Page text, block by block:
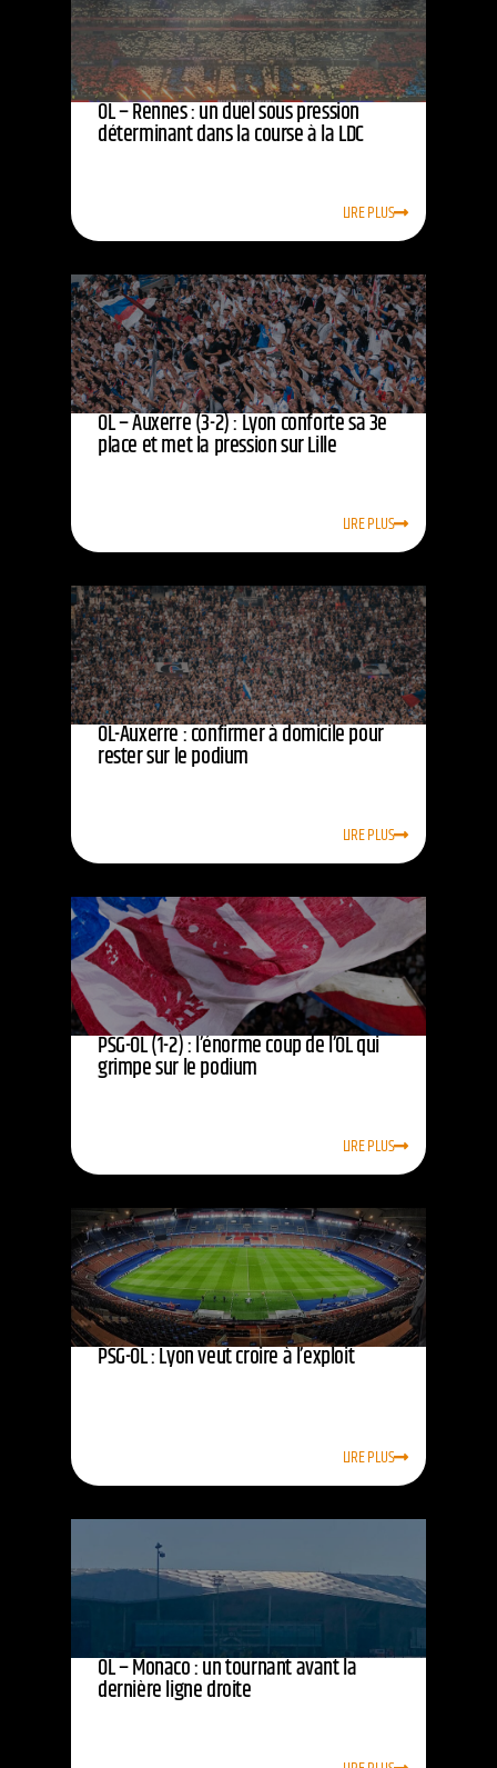
OL – Rennes : un duel sous pression
déterminant dans la course à la LDC
LIRE PLUS
OL – Auxerre (3-2) : Lyon conforte sa 3e
place et met la pression sur Lille
LIRE PLUS
OL-Auxerre : confirmer à domicile pour
rester sur le podium
LIRE PLUS
PSG-OL (1-2) : l’énorme coup de l’OL qui
grimpe sur le podium
LIRE PLUS
PSG-OL : Lyon veut croire à l’exploit
LIRE PLUS
OL – Monaco : un tournant avant la
dernière ligne droite